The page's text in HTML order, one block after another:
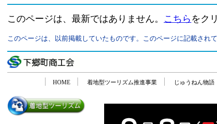
このページは、最新ではありません。 こちら をク
このページは、以前掲載していたものです。このページに記載され
HOME 着地型ツーリズム推進事業 じゅうねん物語